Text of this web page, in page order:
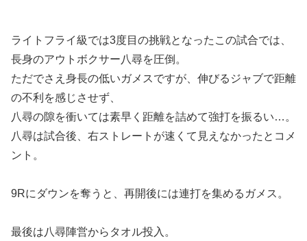
ライトフライ級では3度目の挑戦となったこの試合では、
長身のアウトボクサー八尋を圧倒。
ただでさえ身長の低いガメスですが、伸びるジャブで距離
の不利を感じさせず、
八尋の隙を衝いては素早く距離を詰めて強打を振るい…。
八尋は試合後、右ストレートが速くて見えなかったとコメ
ント。
9Rにダウンを奪うと、再開後には連打を集めるガメス。
最後は八尋陣営からタオル投入。